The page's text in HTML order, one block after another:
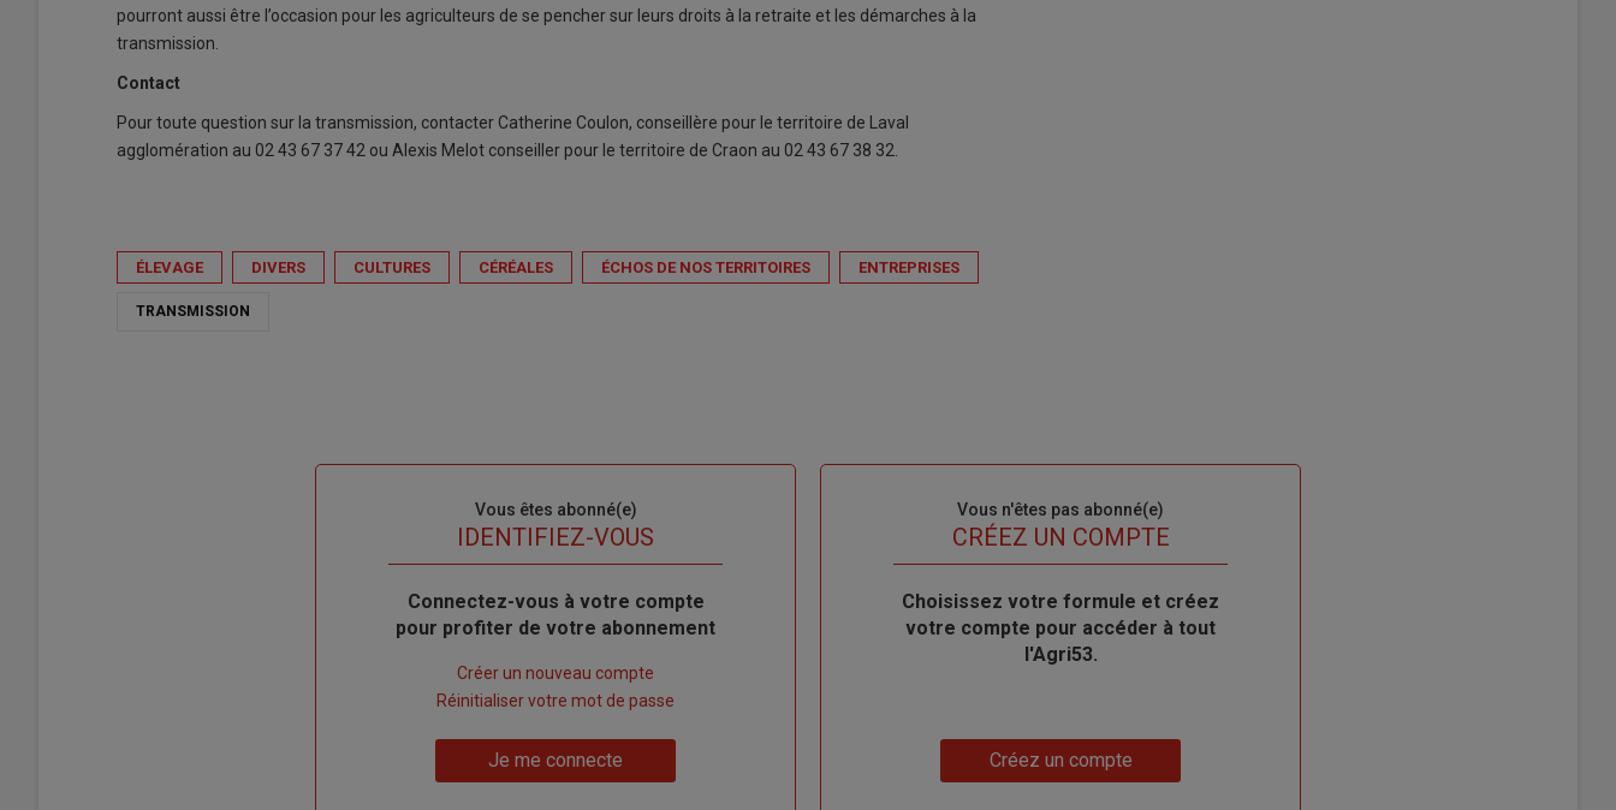
pourront aussi être l’occasion pour les agriculteurs de se pencher sur leurs droits à la retraite et les démarches à la
transmission.
Contact
Pour toute question sur la transmission, contacter Catherine Coulon, conseillère pour le territoire de Laval
agglomération au 02 43 67 37 42 ou Alexis Melot conseiller pour le territoire de Craon au 02 43 67 38 32.
ÉLEVAGE DIVERS CULTURES CÉRÉALES ÉCHOS DE NOS TERRITOIRES ENTREPRISES
TRANSMISSION
Vous êtes abonné(e)
IDENTIFIEZ-VOUS
Body
Connectez-vous à votre compte
pour profiter de votre abonnement
compte"
Créer un nouveau compte
Réinitialiser votre mot de passe
Je me connecte
Vous n'êtes pas abonné(e)
TITRECRÉEZ UN COMPTE
Body
Choisissez votre formule et créez
votre compte pour accéder à tout
l'Agri53.
Créez un compte